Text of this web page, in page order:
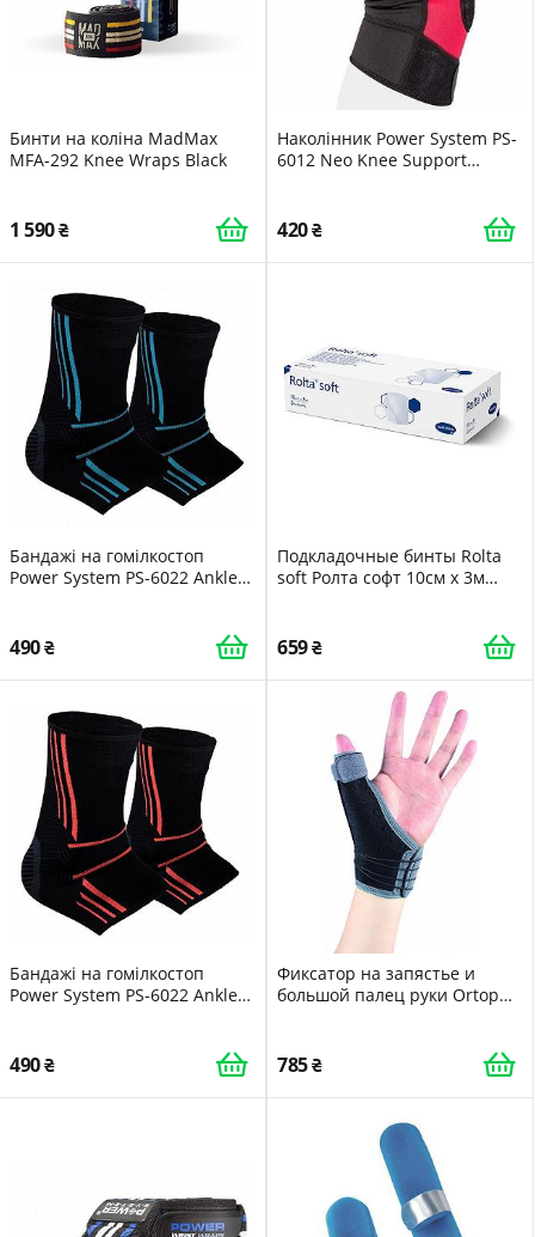
Бинти на коліна MadMax
MFA-292 Knee Wraps Black
1 590
Наколінник Power System PS-
6012 Neo Knee Support
420
Бандажі на гомілкостоп
Power System PS-6022 Ankle
490
Подкладочные бинты Rolta
soft Ролта софт 10см х 3м
659
Бандажі на гомілкостоп
Power System PS-6022 Ankle
490
Фиксатор на запястье и
большой палец руки Ortop
785